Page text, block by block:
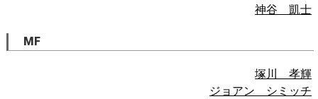
神谷 凱士
MF
塚川 孝輝
ジョアン シミッチ